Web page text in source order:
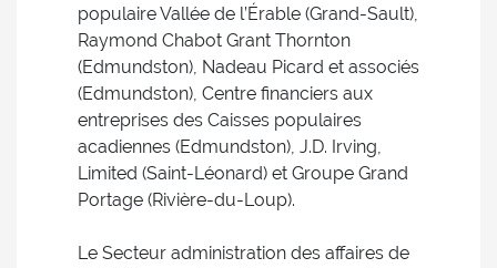
populaire Vallée de l’Érable (Grand-Sault),
Raymond Chabot Grant Thornton
(Edmundston), Nadeau Picard et associés
(Edmundston), Centre financiers aux
entreprises des Caisses populaires
acadiennes (Edmundston), J.D. Irving,
Limited (Saint-Léonard) et Groupe Grand
Portage (Rivière-du-Loup).
Le Secteur administration des affaires de